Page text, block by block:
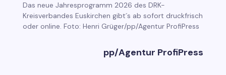
Das neue Jahresprogramm 2026 des DRK-
Kreisverbandes Euskirchen gibt´s ab sofort druckfrisch
oder online. Foto: Henri Grüger/pp/Agentur ProfiPress
pp/Agentur ProfiPress